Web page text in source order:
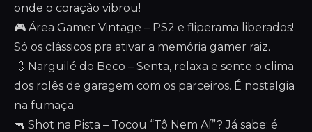
onde o coração vibrou!
🎮 Área Gamer Vintage – PS2 e fliperama liberados!
Só os clássicos pra ativar a memória gamer raiz.
💨 Narguilé do Beco – Senta, relaxa e sente o clima
dos rolês de garagem com os parceiros. É nostalgia
na fumaça.
🔫 Shot na Pista – Tocou “Tô Nem Aí”? Já sabe: é